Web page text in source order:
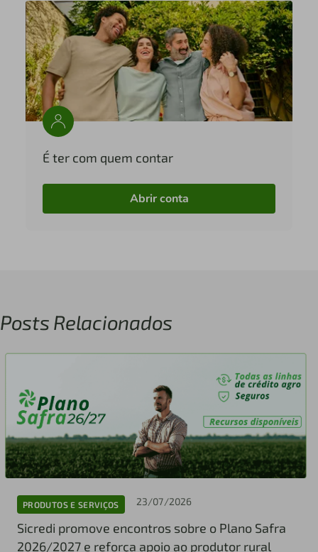
É ter com quem contar
Abrir conta
Posts Relacionados
PRODUTOS E SERVIÇOS 23/07/2026
Sicredi promove encontros sobre o Plano Safra
2026/2027 e reforça apoio ao produtor rural